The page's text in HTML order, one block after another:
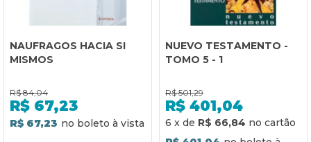
NAUFRAGOS HACIA SI
MISMOS
R$ 84,04
R$ 67,23
R$ 67,23
NUEVO TESTAMENTO -
TOMO 5 - 1
R$ 501,29
R$ 401,04
6 x de R$ 66,84